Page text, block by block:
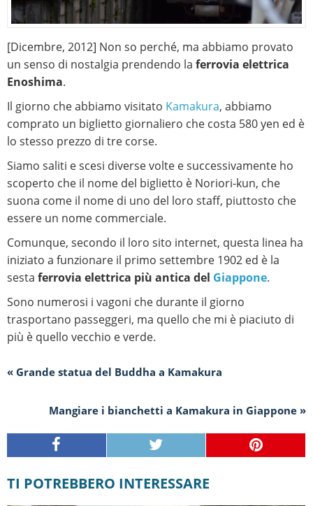
[Dicembre, 2012] Non so perché, ma abbiamo provato
un senso di nostalgia prendendo la ferrovia elettrica
Enoshima.
Il giorno che abbiamo visitato Kamakura, abbiamo
comprato un biglietto giornaliero che costa 580 yen ed è
lo stesso prezzo di tre corse.
Siamo saliti e scesi diverse volte e successivamente ho
scoperto che il nome del biglietto è Noriori-kun, che
suona come il nome di uno del loro staff, piuttosto che
essere un nome commerciale.
Comunque, secondo il loro sito internet, questa linea ha
iniziato a funzionare il primo settembre 1902 ed è la
sesta ferrovia elettrica più antica del Giappone.
Sono numerosi i vagoni che durante il giorno
trasportano passeggeri, ma quello che mi è piaciuto di
più è quello vecchio e verde.
« Grande statua del Buddha a Kamakura
Mangiare i bianchetti a Kamakura in Giappone »
TI POTREBBERO INTERESSARE